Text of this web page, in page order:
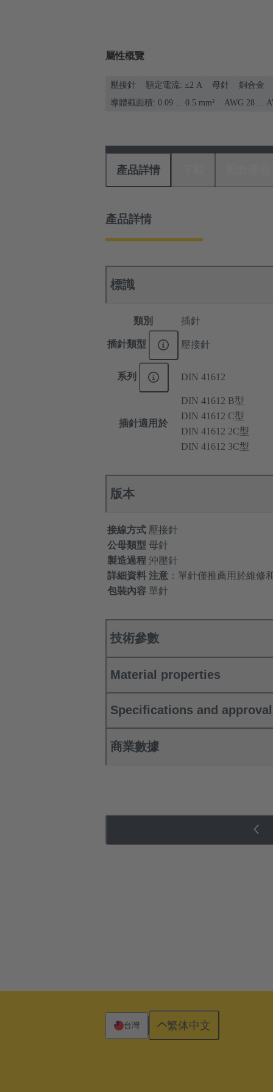
屬性概覽
壓接針 額定電流: ≤2 A 母針
銅合金
導體截面積: 0.09 ... 0.5 mm²
AWG 28 ...
產品詳情
產品詳情
標識
類別 插針
插針類型 壓接針
系列 DIN 41612
插針適用於
DIN 41612 B型
DIN 41612 C型
DIN 41612 2C型
DIN 41612 3C型
版本
接線方式 壓接針
公母類型 母針
製造過程 沖壓針
詳細資料 注意 ：單針僅推薦用於維修
包裝內容 單針
技術參數
Material properties
Specifications and
商業數據
台灣 繁体中文